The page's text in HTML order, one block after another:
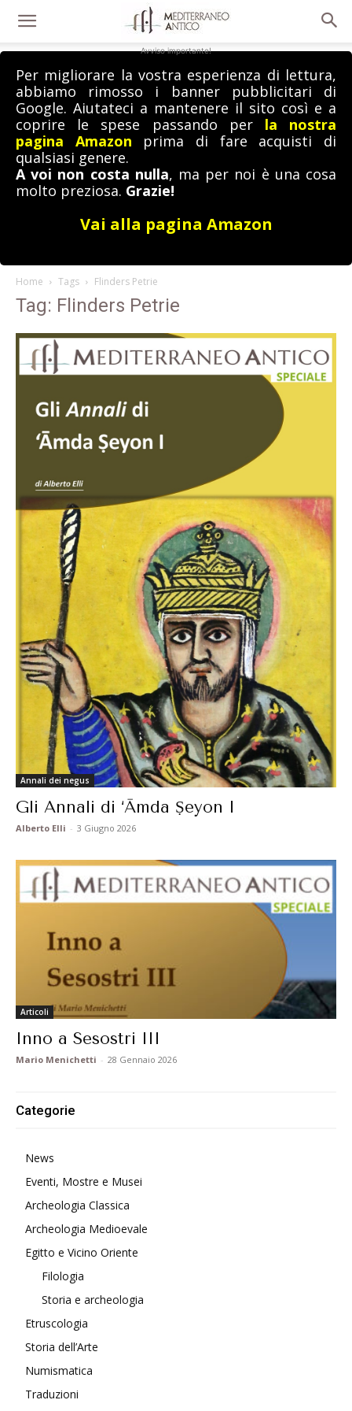
Avviso importante!
Per migliorare la vostra esperienza di lettura,
abbiamo rimosso i banner pubblicitari di
Google. Aiutateci a mantenere il sito così e a
coprire le spese passando per la nostra
pagina Amazon prima di fare acquisti di
qualsiasi genere.
A voi non costa nulla, ma per noi è una cosa
molto preziosa. Grazie!
Vai alla pagina Amazon
Home Tags Flinders Petrie
Tag: Flinders Petrie
Annali dei negus
Gli Annali di ‘Āmda Ṣeyon I
Alberto Elli - 3 Giugno 2026
Articoli
Inno a Sesostri III
Mario Menichetti - 28 Gennaio 2026
Categorie
News
Eventi, Mostre e Musei
Archeologia Classica
Archeologia Medioevale
Egitto e Vicino Oriente
Filologia
Storia e archeologia
Etruscologia
Storia dell’Arte
Numismatica
Traduzioni